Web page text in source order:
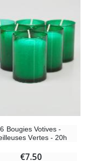
6 Bougies Votives -
Vertes - 20h
€7.50